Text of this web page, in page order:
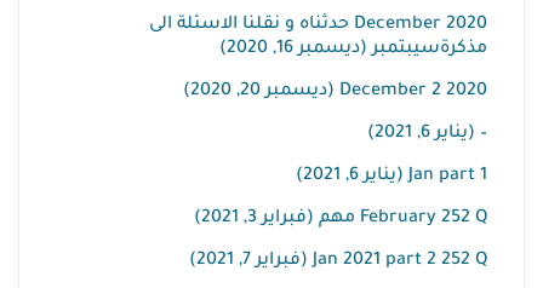
December 2020 حدثناه و نقلنا الاسئلة الى
مذكرةسيبتمبر (ديسمبر 16, 2020)
December 2 2020 (ديسمبر 20, 2020)
– (يناير 6, 2021)
Jan part 1 (يناير 6, 2021)
February 252 Q مهم (فبراير 3, 2021)
Jan 2021 part 2 252 Q (فبراير 7, 2021)